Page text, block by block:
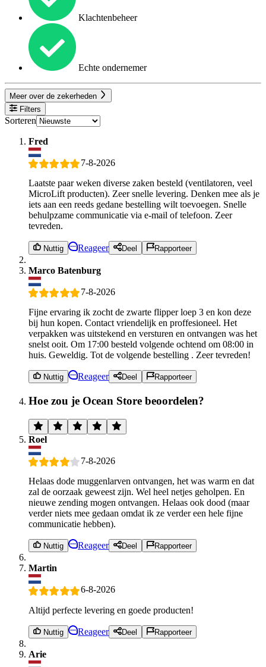
Klachtenbeheer
Echte ondernemer
Meer over de zekerheden
Filters
Sorteren
Fred
7-8-2026
Laatste paar weken diverse zaken besteld (ventilatoren, veel
MicroLift producten). Zeer snelle levering. Denken mee als je
iets aan een reeds gedane bestelling wilt toevoegen. Snelle
behulpzame communicatie via e-mail of telefoon. Zeer
tevreden.
Nuttig Reageer Deel Rapporteer
Marco Batenburg
7-8-2026
Fijne ervaring ik zocht de zwarte flipper loep 3 en kon deze
bij hun kopen. Contact vriendelijk en proffesioneel. Het
verpakken was uitstekend en versturen en ontvangen was het
snelst ooit. Om 17:00 besteld volgende ochtend om 08:00 in
huis. Geweldig. Tot de volgende bestelling . Zeer tevreden!
Nuttig Reageer Deel Rapporteer
Hoe zou je Ocean Store beoordelen?
Roel
7-8-2026
Helaas dode muggenlarven ontvangen, het was warm en dat
zal de oorzaak geweest zijn. Wel heel netjes geholpen. En
nieuwe zending mogen ontvangen. Helaas ook dood (maar
verder niets mee gedaan omdat ik ze verder een hele fijne
communicatie hebben).
Nuttig Reageer Deel Rapporteer
Martin
6-8-2026
Altijd perfecte levering en goede producten!
Nuttig Reageer Deel Rapporteer
Arie